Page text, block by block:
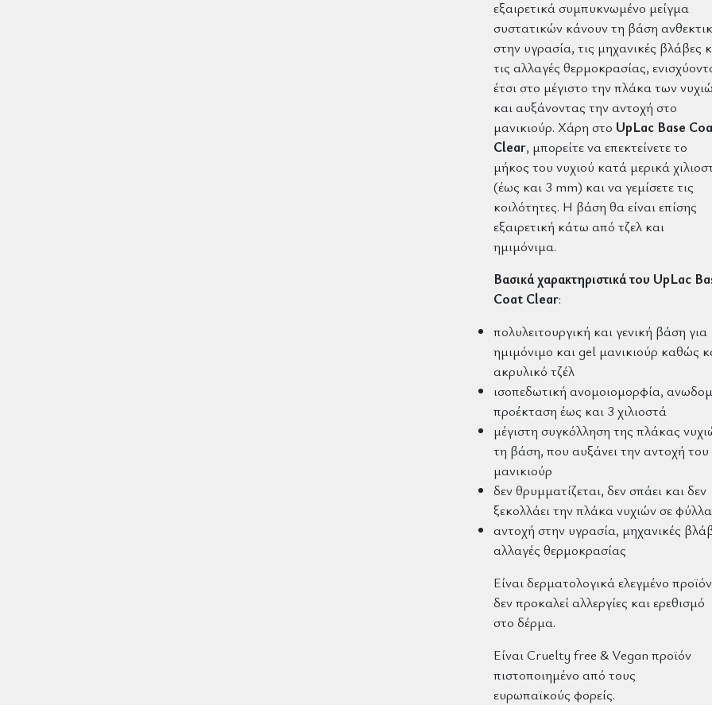
εξαιρετικά συμπυκνωμένο μείγμα
συστατικών κάνουν τη βάση
στην υγρασία, τις μηχανικές βλάβες
τις αλλαγές θερμοκρασίας,
έτσι στο μέγιστο την πλάκα των
και αυξάνοντας την αντοχή στο
μανικιούρ. Χάρη στο UpLac Base
Clear, μπορείτε να επεκτείνετε το
μήκος του νυχιού κατά μερικά
(έως και 3 mm) και να γεμίσετε τις
κοιλότητες. Η βάση θα είναι επίσης
εξαιρετική κάτω από τζελ και
ημιμόνιμα.
Βασικά χαρακτηριστικά του UpLac
Coat Clear:
πολυλειτουργική και γενική βάση για
ημιμόνιμο και gel μανικιούρ καθώς
ακρυλικό τζέλ
ισοπεδωτική ανομοιομορφία,
προέκταση έως και 3 χιλιοστά
μέγιστη συγκόλληση της πλάκας
τη βάση, που αυξάνει την αντοχή του
μανικιούρ
δεν θρυμματίζεται, δεν σπάει και δεν
ξεκολλάει την πλάκα νυχιών σε φύλλα
αντοχή στην υγρασία, μηχανικές
αλλαγές θερμοκρασίας
Είναι δερματολογικά ελεγμένο
δεν προκαλεί αλλεργίες και ερεθισμό
στο δέρμα.
ΕίναιCruelty free & Vegan προϊόν
πιστοποιημένο από τους
ευρωπαϊκούς φορείς.